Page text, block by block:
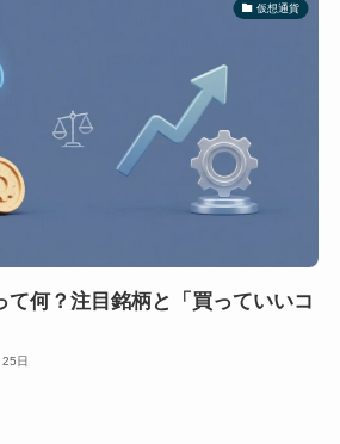
仮想通貨
て何？注目銘柄と「買っていいコ
日